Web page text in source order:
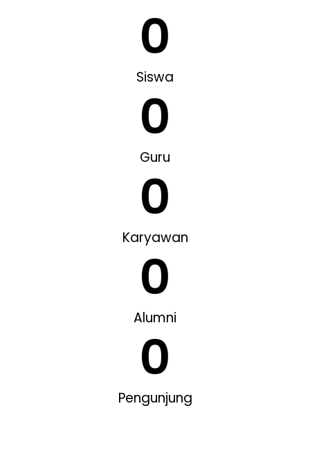
0
Siswa
0
Guru
0
Karyawan
0
Alumni
0
Pengunjung